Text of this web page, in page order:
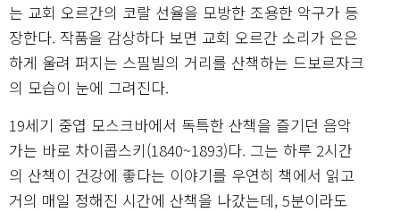
는 교회 오르간의 코랄 선율을 모방한 조용한 악구가 등
장한다. 작품을 감상하다 보면 교회 오르간 소리가 은은
하게 울려 퍼지는 스필빌의 거리를 산책하는 드보르자크
의 모습이 눈에 그려진다.
19세기 중엽 모스크바에서 독특한 산책을 즐기던 음악
가는 바로 차이콥스키(1840~1893)다. 그는 하루 2시간
의 산책이 건강에 좋다는 이야기를 우연히 책에서 읽고
거의 매일 정해진 시간에 산책을 나갔는데, 5분이라도